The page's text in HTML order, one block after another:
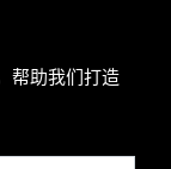
帮助我们打造